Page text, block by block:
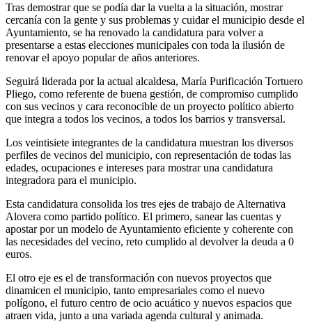
Tras demostrar que se podía dar la vuelta a la situación, mostrar
cercanía con la gente y sus problemas y cuidar el municipio desde el
Ayuntamiento, se ha renovado la candidatura para volver a
presentarse a estas elecciones municipales con toda la ilusión de
renovar el apoyo popular de años anteriores.
Seguirá liderada por la actual alcaldesa, María Purificación Tortuero
Pliego, como referente de buena gestión, de compromiso cumplido
con sus vecinos y cara reconocible de un proyecto político abierto
que integra a todos los vecinos, a todos los barrios y transversal.
Los veintisiete integrantes de la candidatura muestran los diversos
perfiles de vecinos del municipio, con representación de todas las
edades, ocupaciones e intereses para mostrar una candidatura
integradora para el municipio.
Esta candidatura consolida los tres ejes de trabajo de Alternativa
Alovera como partido político. El primero, sanear las cuentas y
apostar por un modelo de Ayuntamiento eficiente y coherente con
las necesidades del vecino, reto cumplido al devolver la deuda a 0
euros.
El otro eje es el de transformación con nuevos proyectos que
dinamicen el municipio, tanto empresariales como el nuevo
polígono, el futuro centro de ocio acuático y nuevos espacios que
atraen vida, junto a una variada agenda cultural y animada.